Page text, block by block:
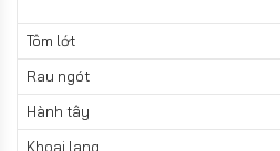
Tôm lớt
Rau ngót
Hành tây
Khoai lang